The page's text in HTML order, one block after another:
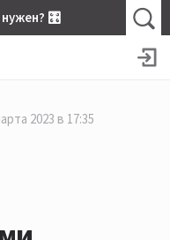
нужен? 🎛
2023 в 17:35